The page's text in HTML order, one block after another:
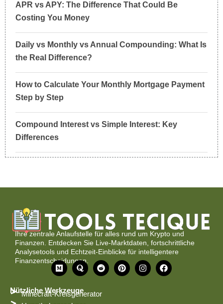
APR vs APY: The Difference That Could Be
Costing You Money
Daily vs Monthly vs Annual Compounding: What Is
the Real Difference?
How to Calculate Your Monthly Mortgage Payment
Step by Step
Compound Interest vs Simple Interest: Key
Differences
Ihre zentrale Anlaufstelle für alles rund um Krypto und
Finanzen. Entdecken Sie Live-Marktdaten, fortschrittliche
Analysetools und Echtzeit-Einblicke für intelligentere
Finanzentscheidungen.
M
e
i
u
Q
u
r
a
R
e
i
P
i
I
n
F
a
Nützliche Werkzeuge
Minecraft-Kreisgenerator